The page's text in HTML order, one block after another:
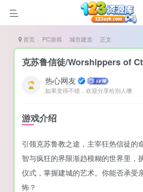
（摸鱼游戏）
首页 PC游戏 城市建造 正文
克苏鲁信徒/Worshippers of
热心网友
如果觉得不错，欢迎分享给别人噢
游戏介绍
引领克苏鲁教之途，主宰狂热信徒的
智与疯狂的界限渐趋模糊的世界里，
仪式，掌握建城的艺术。你能否承受
怖？